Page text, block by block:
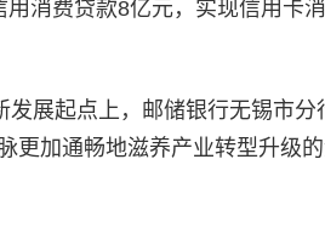
用消费贷款8亿元，实现信用卡
发展起点上，邮储银行无锡市
更加通畅地滋养产业转型升级